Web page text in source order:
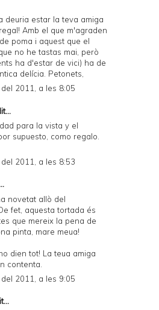
deuria estar la teva amiga
Amb el que m'agraden
poma i aquest que el
no he tastas mai, però
ha d'estar de vici) ha de
delícia. Petonets,
2011, a les 8:05
para la vista y el
supuesto, como regalo.
2011, a les 8:53
novetat allò del
fet, aquesta tortada és
que mereix la pena de
pinta, mare meua!
dien tot! La teua amiga
contenta.
2011, a les 9:05